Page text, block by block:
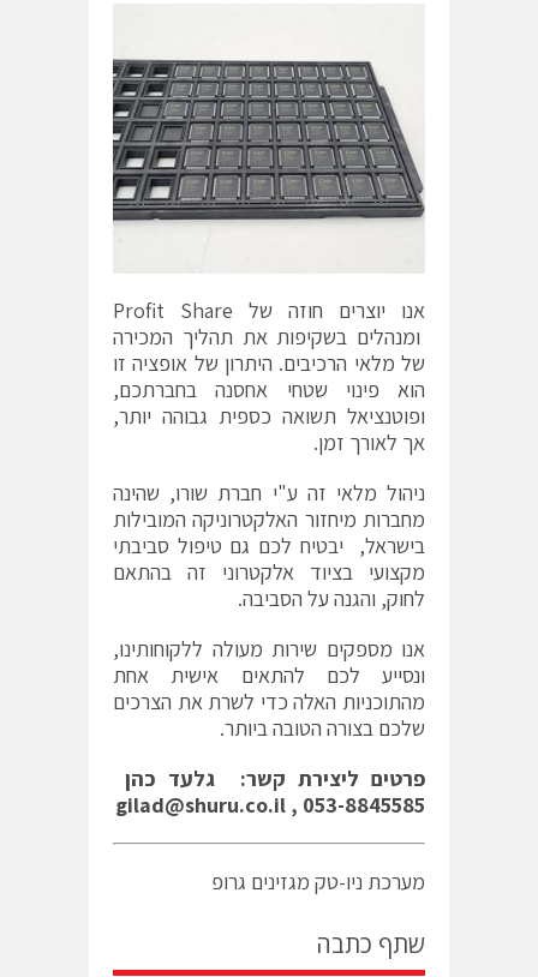
אנו יוצרים חוזה של Profit Share
ומנהלים בשקיפות את תהליך המכירה
של מלאי הרכיבים. היתרון של אופציה זו
הוא פינוי שטחי אחסנה בחברתכם,
ופוטנציאל תשואה כספית גבוהה יותר,
אך לאורך זמן.
ניהול מלאי זה ע"י חברת שורו, שהינה
מחברות מיחזור האלקטרוניקה המובילות
בישראל, יבטיח לכם גם טיפול סביבתי
מקצועי בציוד אלקטרוני זה בהתאם
לחוק, והגנה על הסביבה.
אנו מספקים שירות מעולה ללקוחותינו,
ונסייע לכם להתאים אישית אחת
מהתוכניות האלה כדי לשרת את הצרכים
שלכם בצורה הטובה ביותר.
פרטים ליצירת קשר:
גלעד כהן
gilad@shuru.co.il , 053-8845585
מערכת ניו-טק מגזינים גרופ
שתף כתבה